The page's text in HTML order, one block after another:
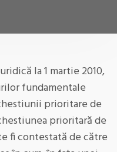
la 1 martie 2010,
fundamentale
prioritare de
prioritară de
fi contestată de către